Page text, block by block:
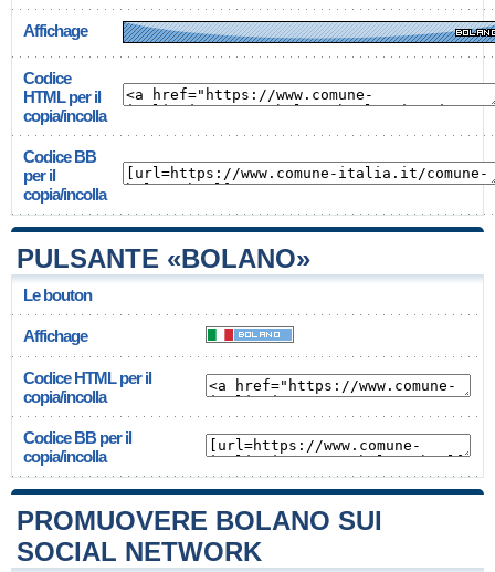
Affichage
Codice
HTML per il
copia/incolla
Codice BB
per il
copia/incolla
PULSANTE «BOLANO»
Le bouton
Affichage
Codice HTML per il
copia/incolla
Codice BB per il
copia/incolla
PROMUOVERE BOLANO SUI
SOCIAL NETWORK